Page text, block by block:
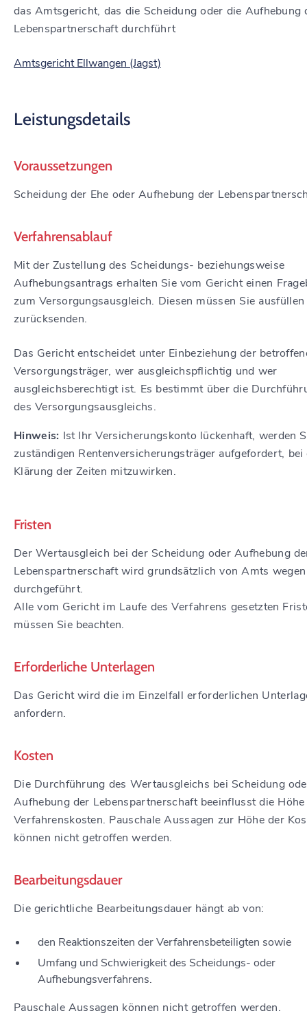
das Amtsgericht, das die Scheidung oder die Aufhebung
Lebenspartnerschaft durchführt
Amtsgericht Ellwangen (Jagst)
Leistungsdetails
Voraussetzungen
Scheidung der Ehe oder Aufhebung der
Verfahrensablauf
Mit der Zustellung des Scheidungs- beziehungsweise
Aufhebungsantrags erhalten Sie vom Gericht einen
zum Versorgungsausgleich. Diesen müssen Sie
zurücksenden.
Das Gericht entscheidet unter Einbeziehung der
Versorgungsträger, wer ausgleichspflichtig und wer
ausgleichsberechtigt ist. Es bestimmt über die
des Versorgungsausgleichs.
Hinweis: Ist Ihr Versicherungskonto lückenhaft, werden
zuständigen Rentenversicherungsträger aufgefordert, bei
Klärung der Zeiten mitzuwirken.
Fristen
Der Wertausgleich bei der Scheidung oder Aufhebung
Lebenspartnerschaft wird grundsätzlich von Amts wegen
durchgeführt.
Alle vom Gericht im Laufe des Verfahrens gesetzten
müssen Sie beachten.
Erforderliche Unterlagen
Das Gericht wird die im Einzelfall erforderlichen
anfordern.
Kosten
Die Durchführung des Wertausgleichs bei Scheidung
Aufhebung der Lebenspartnerschaft beeinflusst die
Verfahrenskosten. Pauschale Aussagen zur Höhe der
können nicht getroffen werden.
Bearbeitungsdauer
Die gerichtliche Bearbeitungsdauer hängt ab von:
den Reaktionszeiten der Verfahrensbeteiligten sowie
Umfang und Schwierigkeit des Scheidungs- oder
Aufhebungsverfahrens.
Pauschale Aussagen können nicht getroffen werden.